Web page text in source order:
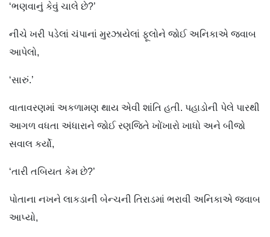
‘ભણવાનું કેવું ચાલે છે?’
નીચે ખરી પડેલાં ચંપાનાં મુરઝાયેલાં ફૂલોને જોઈ અનિકાએ જવાબ
આપેલો,
‘સારું.’
વાતાવરણમાં અકળામણ થાય એવી શાંતિ હતી. પહાડોની પેલે પારથી
આગળ વધતા અંધારાને જોઈ રણજિતે ખોંખારો ખાધો અને બીજો
સવાલ કર્યો,
‘તારી તબિયત કેમ છે?’
પોતાના નખને લાકડાની બેન્ચની તિરાડમાં ભરાવી અનિકાએ જવાબ
આપ્યો,